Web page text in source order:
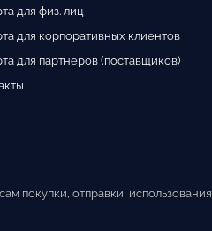
для физ. лиц
для корпоративных клиентов
для партнеров (поставщиков)
покупки, отправки, использования